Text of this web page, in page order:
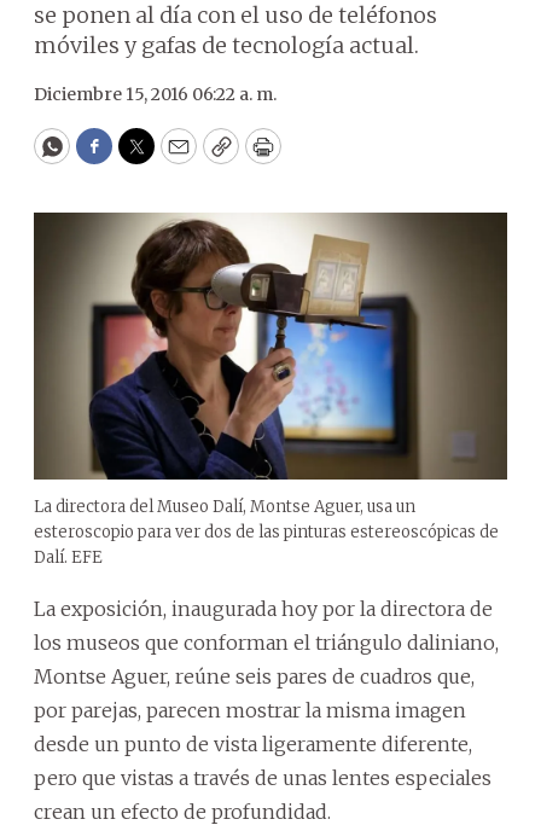
se ponen al día con el uso de teléfonos
móviles y gafas de tecnología actual.
Diciembre 15, 2016 06:22 a. m.
WhatsApp
Facebook
Twitter
EmailCopyPrint
La directora del Museo Dalí, Montse Aguer, usa un
esteroscopio para ver dos de las pinturas estereoscópicas de
Dalí. EFE
La exposición, inaugurada hoy por la directora de
los museos que conforman el triángulo daliniano,
Montse Aguer, reúne seis pares de cuadros que,
por parejas, parecen mostrar la misma imagen
desde un punto de vista ligeramente diferente,
pero que vistas a través de unas lentes especiales
crean un efecto de profundidad.